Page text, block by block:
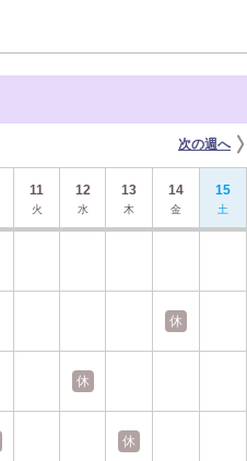
次の週へ
11
火
12
水
13
木
14
金
15
土
休
休
休